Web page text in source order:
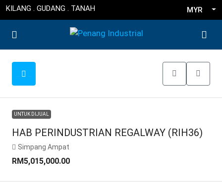
KILANG . GUDANG . TANAH MYR
UNTUK DIJUAL
HAB PERINDUSTRIAN REGALWAY (RIH36)
Simpang Ampat
RM5,015,000.00